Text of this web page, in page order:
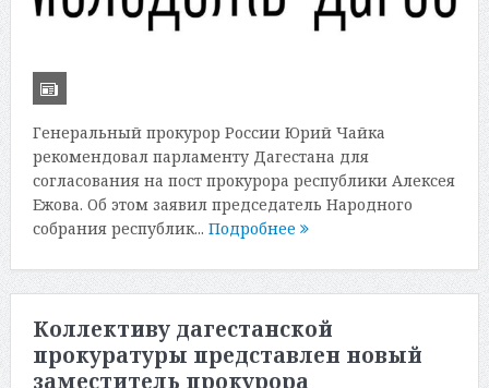
Генеральный прокурор России Юрий Чайка
рекомендовал парламенту Дагестана для
согласования на пост прокурора республики Алексея
Ежова. Об этом заявил председатель Народного
собрания республик... Подробнее
Коллективу дагестанской
прокуратуры представлен новый
заместитель прокурора